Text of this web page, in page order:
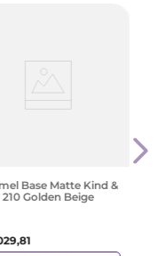
Base Matte Kind &
210 Golden Beige
,81